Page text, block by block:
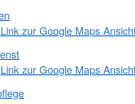
Link zur Google Maps
Link zur Google Maps